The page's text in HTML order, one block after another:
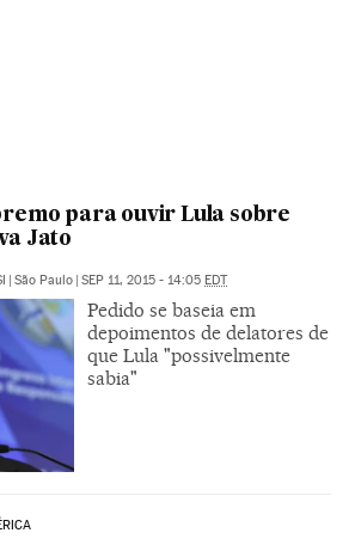
para ouvir Lula sobre
Jato
| São Paulo | SEP 11, 2015 - 14:05 EDT
Pedido se baseia em
depoimentos de delatores de
que Lula "possivelmente
sabia"